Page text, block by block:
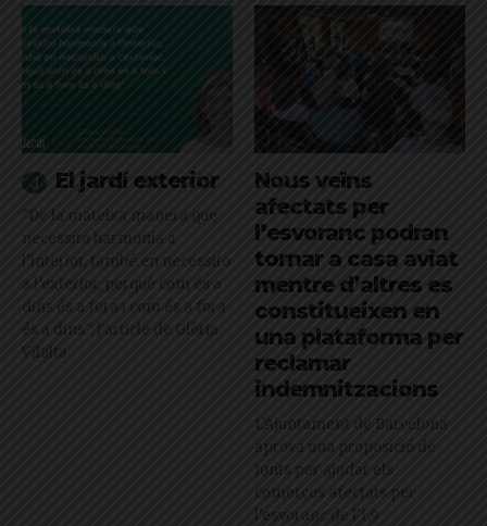
El jardí exterior
"De la mateixa manera que
necessito harmonia a
l’interior, també en necessito
a l’exterior, perquè com és a
dins és a fora i com és a fora
és a dins": l'article de Glòria
Vilalta
Nous veïns
afectats per
l’esvoranc podran
tornar a casa aviat
mentre d’altres es
constitueixen en
una plataforma per
reclamar
indemnitzacions
L’Ajuntament de Barcelona
aprova una proposició de
Junts per ajudar els
comerços afectats per
l'esvoranc de l'L9